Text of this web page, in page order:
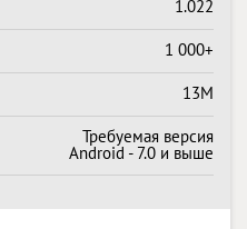
1.022
1 000+
13M
Требуемая версия
Android - 7.0 и выше